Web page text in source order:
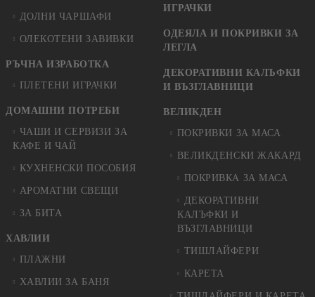
ДОЛНИ ЧАРШАФИ
ОЛЕКОТЕНИ ЗАВИВКИ
РЪЧНА ИЗРАБОТКА
ПЛЕТЕНИ ИГРАЧКИ
ДОМАШНИ ПОТРЕБИ
ЧАШИ И СЕРВИЗИ ЗА
КАФЕ И ЧАЙ
КУХНЕНСКИ ПОСОБИЯ
АРОМАТНИ СВЕЩИ
ЗА БИТА
ХАВЛИИ
ПЛАЖНИ
ХАВЛИИ ЗА БАНЯ
ИГРАЧКИ
ОДЕЯЛА И ПОКРИВКИ ЗА
ЛЕГЛА
ДЕКОРАТИВНИ КАЛЪФКИ
И ВЪЗГЛАВНИЦИ
ВЕЛИКДЕН
ПОКРИВКИ ЗА МАСА
ВЕЛИКДЕНСКИ ЖАКАРД
ПОКРИВКА ЗА МАСА
ДЕКОРАТИВНИ
КАЛЪФКИ И
ВЪЗГЛАВНИЦИ
ТИШЛАЙФЕРИ
КАРЕТА